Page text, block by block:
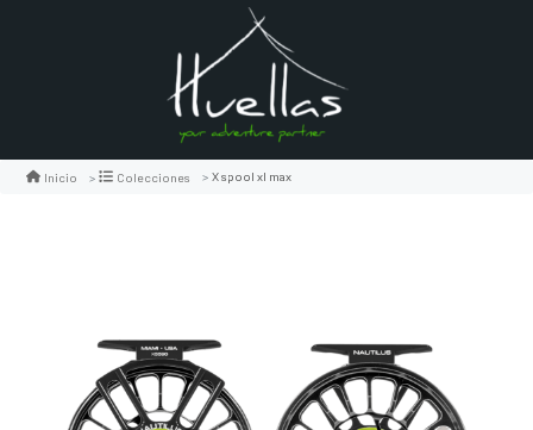
Inicio Colecciones X spool xl max